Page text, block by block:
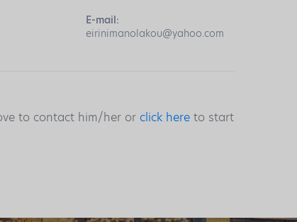
E-mail:
eirinimanolakou@yahoo.com
to contact him/her or click here to start